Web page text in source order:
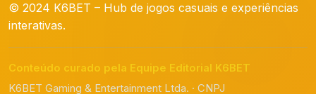
© 2024 K6BET – Hub de jogos casuais e experiências
interativas.
Conteúdo curado pela Equipe Editorial K6BET
K6BET Gaming & Entertainment Ltda. · CNPJ